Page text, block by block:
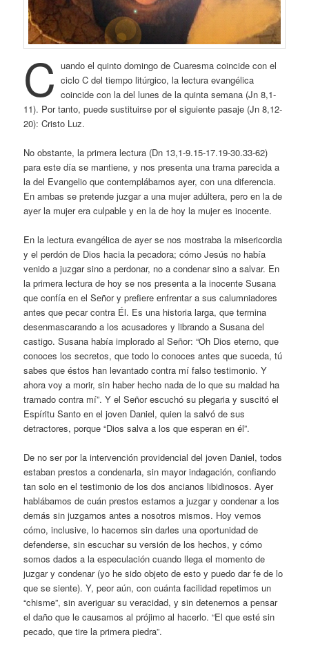
C uando el quinto domingo de Cuaresma coincide con el
ciclo C del tiempo litúrgico, la lectura evangélica
coincide con la del lunes de la quinta semana (Jn 8,1-
11). Por tanto, puede sustituirse por el siguiente pasaje (Jn 8,12-
20): Cristo Luz.
No obstante, la primera lectura (Dn 13,1-9.15-17.19-30.33-62)
para este día se mantiene, y nos presenta una trama parecida a
la del Evangelio que contemplábamos ayer, con una diferencia.
En ambas se pretende juzgar a una mujer adúltera, pero en la de
ayer la mujer era culpable y en la de hoy la mujer es inocente.
En la lectura evangélica de ayer se nos mostraba la misericordia
y el perdón de Dios hacia la pecadora; cómo Jesús no había
venido a juzgar sino a perdonar, no a condenar sino a salvar. En
la primera lectura de hoy se nos presenta a la inocente Susana
que confía en el Señor y prefiere enfrentar a sus calumniadores
antes que pecar contra Él. Es una historia larga, que termina
desenmascarando a los acusadores y librando a Susana del
castigo. Susana había implorado al Señor: “Oh Dios eterno, que
conoces los secretos, que todo lo conoces antes que suceda, tú
sabes que éstos han levantado contra mí falso testimonio. Y
ahora voy a morir, sin haber hecho nada de lo que su maldad ha
tramado contra mí”. Y el Señor escuchó su plegaria y suscitó el
Espíritu Santo en el joven Daniel, quien la salvó de sus
detractores, porque “Dios salva a los que esperan en él”.
De no ser por la intervención providencial del joven Daniel, todos
estaban prestos a condenarla, sin mayor indagación, confiando
tan solo en el testimonio de los dos ancianos libidinosos. Ayer
hablábamos de cuán prestos estamos a juzgar y condenar a los
demás sin juzgarnos antes a nosotros mismos. Hoy vemos
cómo, inclusive, lo hacemos sin darles una oportunidad de
defenderse, sin escuchar su versión de los hechos, y cómo
somos dados a la especulación cuando llega el momento de
juzgar y condenar (yo he sido objeto de esto y puedo dar fe de lo
que se siente). Y, peor aún, con cuánta facilidad repetimos un
“chisme”, sin averiguar su veracidad, y sin detenernos a pensar
el daño que le causamos al prójimo al hacerlo. “El que esté sin
pecado, que tire la primera piedra”.